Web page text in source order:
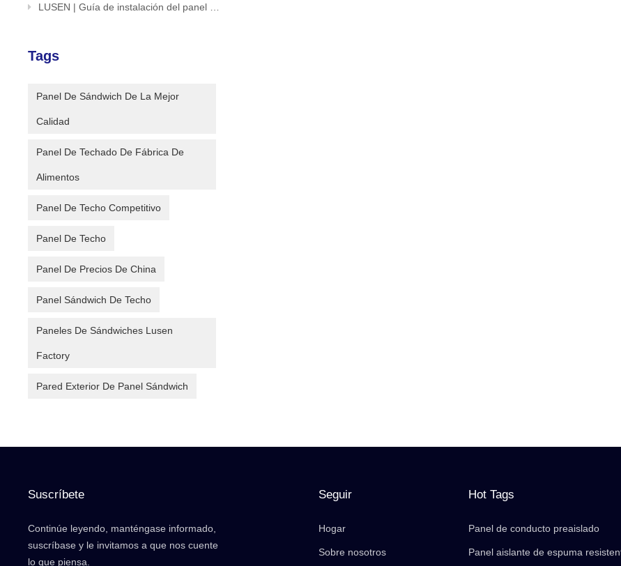
LUSEN | Guía de instalación del panel sándwich de desbloqueo en un segundo
Tags
Panel De Sándwich De La Mejor
Calidad
Panel De Techado De Fábrica De
Alimentos
Panel De Techo Competitivo
Panel De Techo
Panel De Precios De China
Panel Sándwich De Techo
Paneles De Sándwiches Lusen
Factory
Pared Exterior De Panel Sándwich
Suscríbete
Continúe leyendo, manténgase informado,
suscríbase y le invitamos a que nos cuente
lo que piensa.
Seguir
Hogar
Sobre nosotros
Hot Tags
Panel de conducto preaislado
Panel aislante de espuma